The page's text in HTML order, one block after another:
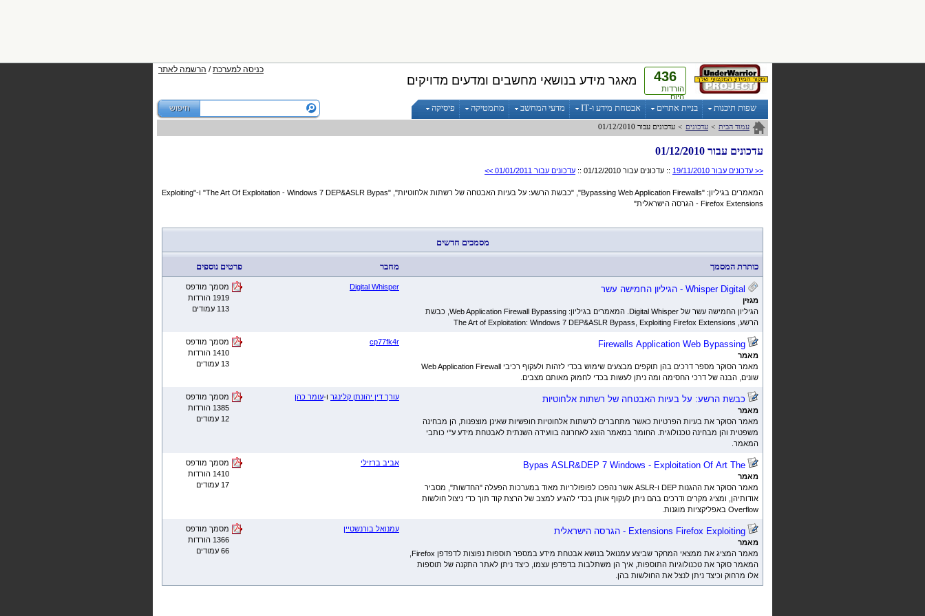
436
הורדות
היום
מאגר מידע בנושאי מחשבים ומדעים מדויקים
כניסה למערכת/ הרשמה לאתר
שפות תיכנות בניית אתרים אבטחת מידע ו-IT מדעי המחשב מתמטיקה פיסיקה
עמוד הבית > עדכונים > עדכונים עבור 01/12/2010
עדכונים עבור 01/12/2010
<< עדכונים עבור 19/11/2010 :: עדכונים עבור 01/12/2010 :: עדכונים עבור 01/01/2011 >>
המאמרים בגיליון: "Bypassing Web Application Firewalls", "כבשת הרשע: על בעיות האבטחה של רשתות אלחוטיות", "The Art Of Exploitation - Windows 7 DEP&ASLR Bypas" ו-"Exploiting
Firefox Extensions - הגרסה הישראלית"
מסמכים חדשים
כותרת המסמך מחבר פרטים נוספים
Digital
Whisper - הגיליון החמישה עשר
מגזין
הגיליון החמישה עשר של Digital Whisper . המאמרים בגיליון: Web Application Firewall Bypassing , כבשת
הרשע, The Art of Exploitation: Windows 7 DEP&ASLR Bypass, Exploiting Firefox Extensions
Digital Whisper
מסמך מודפס
1919 הורדות
113 עמודים
Bypassing
Web
Application
Firewalls
מאמר
מאמר הסוקר מספר דרכים בהן תוקפים מבצעים שימוש בכדי לזהות ולעקוף רכיבי Web Application Firewall
שונים, הבנה של דרכי החסימה ומה ניתן לעשות בכדי לחמוק מאותם מצבים.
cp77fk4r
מסמך מודפס
1410 הורדות
13 עמודים
כבשת הרשע: על בעיות האבטחה של רשתות אלחוטיות
מאמר
מאמר הסוקר את בעיות הפרטיות כאשר מתחברים לרשתות אלחוטיות חופשיות שאינן מוצפנות, הן מבחינה
משפטית והן מבחינה טכנולוגית. החומר במאמר הוצג לאחרונה בוועידה השנתית לאבטחת מידע ע"י כותבי
המאמר.
עורך דין יהונתן קלינגר ו-עומר כהן
מסמך מודפס
1385 הורדות
12 עמודים
The
Art
Of
Exploitation
-
Windows
DEP
&ASLR
Bypas
מאמר
מאמר הסוקר את ההגנות DEP ו-ASLR אשר נהפכו לפופולריות מאוד במערכות הפעלה "החדשות", מסביר
אודותיהן, ומציג מקרים ודרכים בהם ניתן לעקוף אותן בכדי להגיע למצב של הרצת קוד תוך כדי ניצול חולשות
Overflow באפליקציות מוגנות.
אביב ברזילי
מסמך מודפס
1410 הורדות
17 עמודים
Exploiting
Firefox
Extensions - הגרסה הישראלית
מאמר
מאמר המציג את ממצאי המחקר שביצע עמנואל בנושא אבטחת מידע במספר תוספות נפוצות לדפדפן Firefox
המאמר סוקר את טכנולוגיות התוספות, איך הן משתלבות בדפדפן עצמו, כיצד ניתן לאתר התקנה של תוספות
אלו מרחוק וכיצד ניתן לנצל את החולשות בהן.
עמנואל בורנשטיין
מסמך מודפס
1366 הורדות
66 עמודים